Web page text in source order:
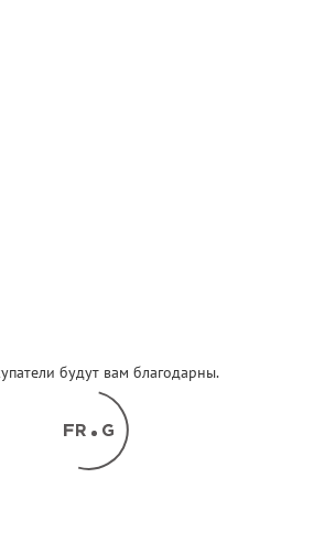
будут вам благодарны.